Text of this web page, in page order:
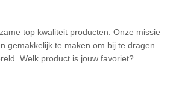
top kwaliteit producten. Onze missie
gemakkelijk te maken om bij te dragen
Welk product is jouw favoriet?